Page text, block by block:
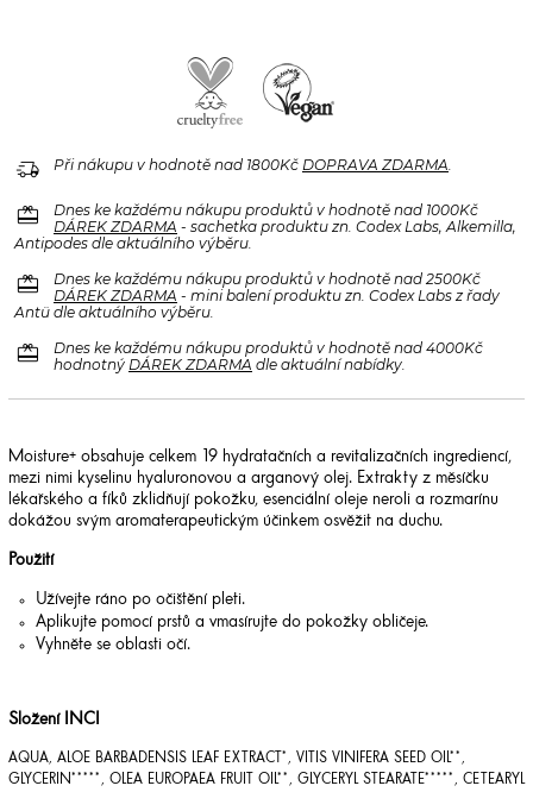
delivery_truck_speed Při nákupu v hodnotě nad 1800Kč DOPRAVA ZDARMA
redeem
Dnes ke každému nákupu produktů v hodnotě nad 1000Kč
DÁREK ZDARMA - sachetka produktu zn. Codex Labs, Alkemilla,
Antipodes dle aktuálního výběru.
redeem
Dnes ke každému nákupu produktů v hodnotě nad 2500Kč
DÁREK ZDARMA - mini balení produktu zn. Codex Labs z řady
Antü dle aktuálního výběru.
redeem
Dnes ke každému nákupu produktů v hodnotě nad 4000Kč
hodnotný DÁREK ZDARMA dle aktuální nabídky.
Moisture+ obsahuje celkem 19 hydratačních a revitalizačních ingrediencí,
mezi nimi kyselinu hyaluronovou a arganový olej. Extrakty z měsíčku
lékařského a fíků zklidňují pokožku, esenciální oleje neroli a rozmarínu
dokážou svým aromaterapeutickým účinkem osvěžit na duchu.
Použití
Užívejte ráno po očištění pleti.
Aplikujte pomocí prstů a vmasírujte do pokožky obličeje.
Vyhněte se oblasti očí.
Složení INCI
AQUA, ALOE BARBADENSIS LEAF EXTRACT*, VITIS VINIFERA SEED OIL**,
GLYCERIN*****, OLEA EUROPAEA FRUIT OIL**, GLYCERYL STEARATE*****, CETEARYL